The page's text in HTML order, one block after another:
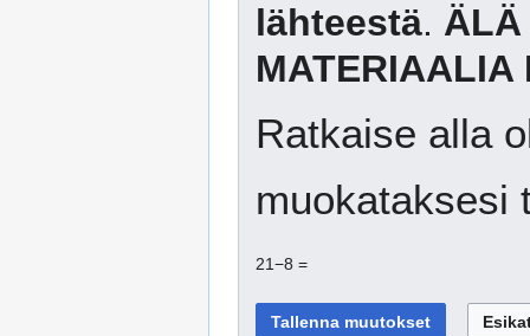
lähteestä. ÄLÄ
MATERIAALIA
Ratkaise alla
muokataksesi
21−8 =